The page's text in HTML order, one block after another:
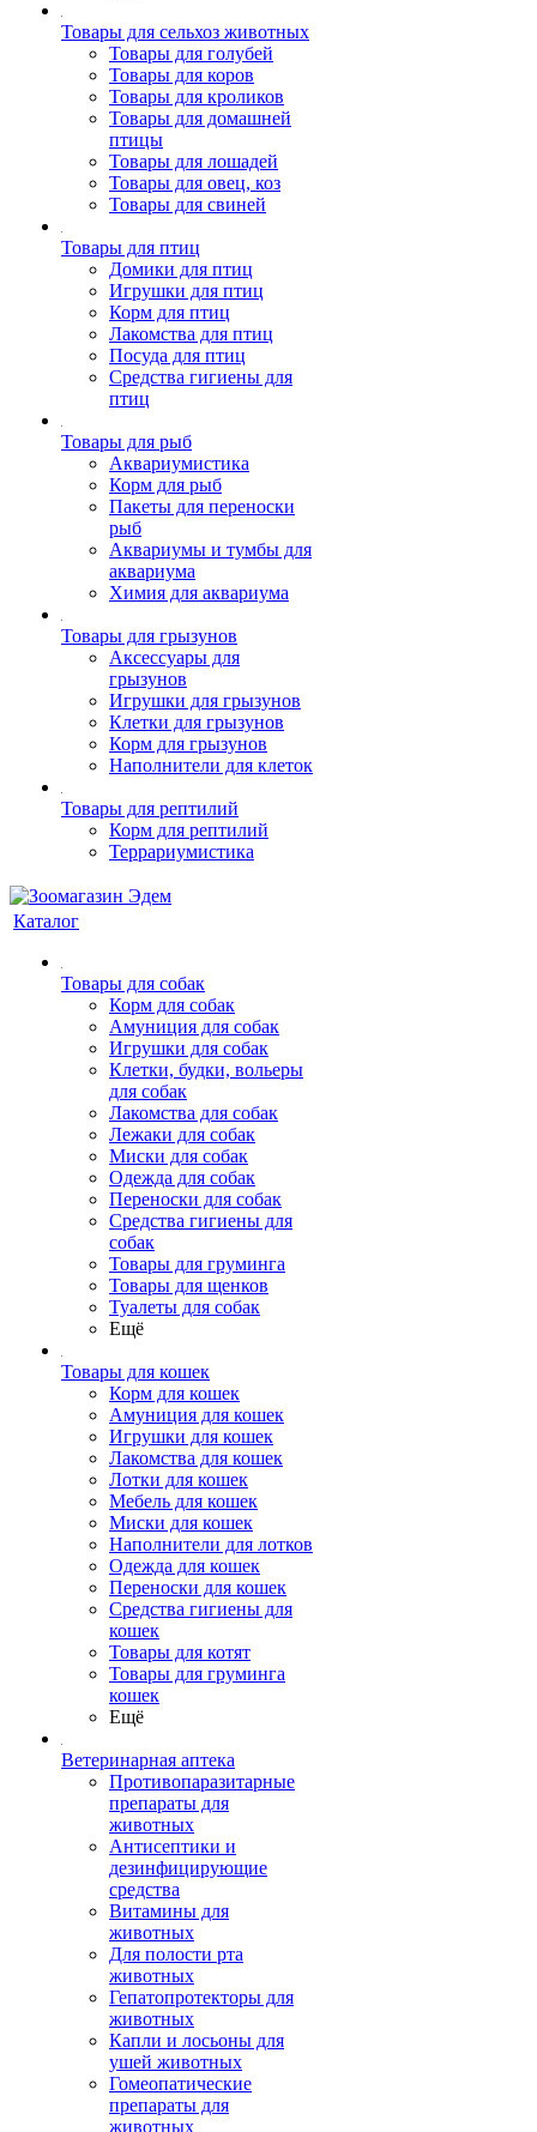
Товары для сельхоз животных
Товары для голубей
Товары для коров
Товары для кроликов
Товары для домашней
птицы
Товары для лошадей
Товары для овец, коз
Товары для свиней
Товары для птиц
Домики для птиц
Игрушки для птиц
Корм для птиц
Лакомства для птиц
Посуда для птиц
Средства гигиены для
птиц
Товары для рыб
Аквариумистика
Корм для рыб
Пакеты для переноски
рыб
Аквариумы и тумбы для
аквариума
Химия для аквариума
Товары для грызунов
Аксессуары для
грызунов
Игрушки для грызунов
Клетки для грызунов
Корм для грызунов
Наполнители для клеток
Товары для рептилий
Корм для рептилий
Террариумистика
Каталог
Товары для собак
Корм для собак
Амуниция для собак
Игрушки для собак
Клетки, будки, вольеры
для собак
Лакомства для собак
Лежаки для собак
Миски для собак
Одежда для собак
Переноски для собак
Средства гигиены для
собак
Товары для груминга
Товары для щенков
Туалеты для собак
Ещё
Товары для кошек
Корм для кошек
Амуниция для кошек
Игрушки для кошек
Лакомства для кошек
Лотки для кошек
Мебель для кошек
Миски для кошек
Наполнители для лотков
Одежда для кошек
Переноски для кошек
Средства гигиены для
кошек
Товары для котят
Товары для груминга
кошек
Ещё
Ветеринарная аптека
Противопаразитарные
препараты для
животных
Антисептики и
дезинфицирующие
средства
Витамины для
животных
Для полости рта
животных
Гепатопротекторы для
животных
Капли и лосьоны для
ушей животных
Гомеопатические
препараты для
животных